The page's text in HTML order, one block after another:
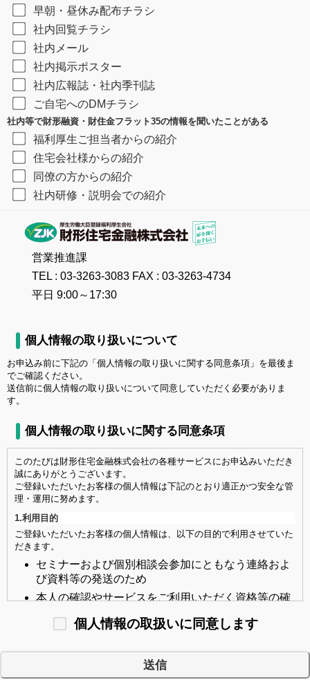
早朝・昼休み配布チラシ
社内回覧チラシ
社内メール
社内掲示ポスター
社内広報誌・社内季刊誌
ご自宅へのDMチラシ
社内等で財形融資・財住金フラット35の情報を聞いたことがある
福利厚生ご担当者からの紹介
住宅会社様からの紹介
同僚の方からの紹介
社内研修・説明会での紹介
営業推進課
TEL : 03-3263-3083 FAX : 03-3263-4734
平日 9:00～17:30
個人情報の取り扱いについて
お申込み前に下記の「個人情報の取り扱いに関する同意条項」を最後ま
でご確認ください。
送信前に個人情報の取り扱いについて同意していただく必要がありま
す。
個人情報の取り扱いに関する同意条項
このたびは財形住宅金融株式会社の各種サービスにお申込みいただき
誠にありがとうございます。
ご登録いただいたお客様の個人情報は下記のとおり適正かつ安全な管
理・運用に努めます。
1.利用目的
ご登録いただいたお客様の個人情報は、以下の目的で利用させていた
だきます。
セミナーおよび個別相談会参加にともなう連絡およ
び資料等の発送のため
本人の確認やサービスをご利用いただく資格等の確
市場調査ならびにデータ分析やアンケートの実施等
弊社が取り扱う商品・サービス等に関する情報提供
個人情報の取扱いに同意します